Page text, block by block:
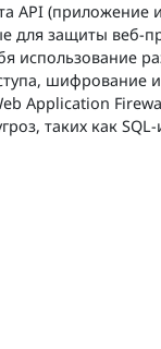
API
для защиты веб-
использование
шифрование
Application
таких как